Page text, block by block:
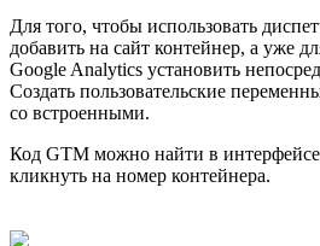
Для того, чтобы использовать
добавить на сайт контейнер, а уже
Google Analytics установить
Создать пользовательские
со встроенными.
Код GTM можно найти в
кликнуть на номер контейнера.